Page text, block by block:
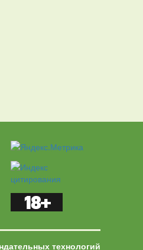
технологий